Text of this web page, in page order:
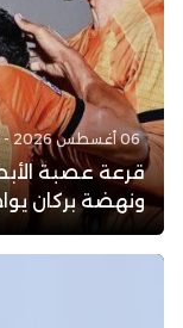
06 أغسطس 2026 - 15:28
قرعة عصبة
ونهضة بركان